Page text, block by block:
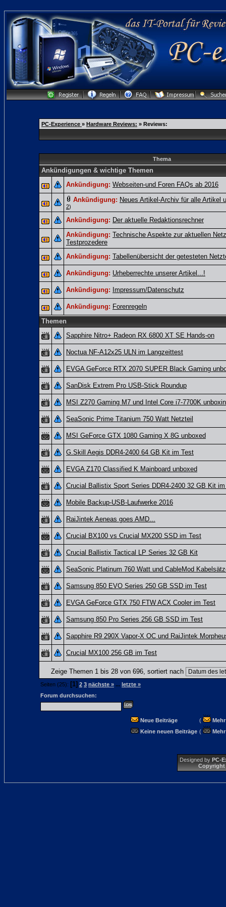
PC-Experience » Hardware Reviews: » Reviews:
Thema
Ankündigungen & wichtige Themen
Ankündigung: Webseiten-und Foren FAQs ab 2016
Ankündigung: Neues Artikel-Archiv für alle Artikel
2)
Ankündigung: Der aktuelle Redaktionsrechner
Ankündigung: Technische Aspekte zur aktuellen
Testprozedere
Ankündigung: Tabellenübersicht der getesteten
Ankündigung: Urheberrechte unserer Artikel...!
Ankündigung: Impressum/Datenschutz
Ankündigung: Forenregeln
Themen
Sapphire Nitro+ Radeon RX 6800 XT SE Hands-on
Noctua NF-A12x25 ULN im Langzeittest
EVGA GeForce RTX 2070 SUPER Black Gaming
SanDisk Extrem Pro USB-Stick Roundup
MSI Z270 Gaming M7 und Intel Core i7-7700K
SeaSonic Prime Titanium 750 Watt Netzteil
MSI GeForce GTX 1080 Gaming X 8G unboxed
G.Skill Aegis DDR4-2400 64 GB Kit im Test
EVGA Z170 Classified K Mainboard unboxed
Crucial Ballistix Sport Series DDR4-2400 32 GB Kit
Mobile Backup-USB-Laufwerke 2016
RaiJintek Aeneas goes AMD...
Crucial BX100 vs Crucial MX200 SSD im Test
Crucial Ballistix Tactical LP Series 32 GB Kit
SeaSonic Platinum 760 Watt und CableMod
Samsung 850 EVO Series 250 GB SSD im Test
EVGA GeForce GTX 750 FTW ACX Cooler im Test
Samsung 850 Pro Series 256 GB SSD im Test
Sapphire R9 290X Vapor-X OC und RaiJintek
Crucial MX100 256 GB im Test
Zeige Themen 1 bis 28 von 696, sortiert nach
Seiten (25): [1] 2 3 nächste » ... letzte »
Forum durchsuchen:
Neue Beiträge (
Keine neuen Beiträge (
Designed by PC-
Copyright